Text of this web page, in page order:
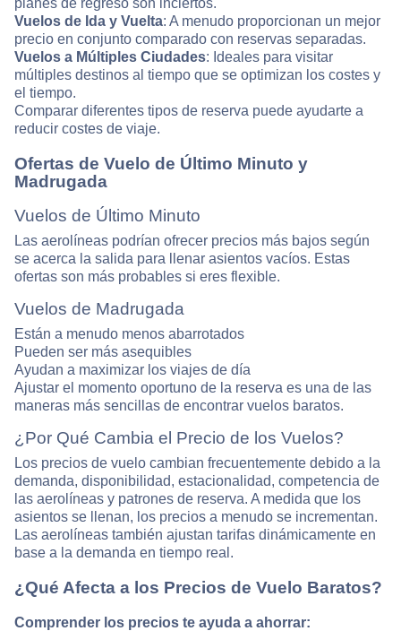
Vuelos de Ida y Vuelta: A menudo proporcionan un mejor
precio en conjunto comparado con reservas separadas.
Vuelos a Múltiples Ciudades: Ideales para visitar
múltiples destinos al tiempo que se optimizan los costes y
el tiempo.
Comparar diferentes tipos de reserva puede ayudarte a
reducir costes de viaje.
Ofertas de Vuelo de Último Minuto y
Madrugada
Vuelos de Último Minuto
Las aerolíneas podrían ofrecer precios más bajos según
se acerca la salida para llenar asientos vacíos. Estas
ofertas son más probables si eres flexible.
Vuelos de Madrugada
Están a menudo menos abarrotados
Pueden ser más asequibles
Ayudan a maximizar los viajes de día
Ajustar el momento oportuno de la reserva es una de las
maneras más sencillas de encontrar vuelos baratos.
¿Por Qué Cambia el Precio de los Vuelos?
Los precios de vuelo cambian frecuentemente debido a la
demanda, disponibilidad, estacionalidad, competencia de
las aerolíneas y patrones de reserva. A medida que los
asientos se llenan, los precios a menudo se incrementan.
Las aerolíneas también ajustan tarifas dinámicamente en
base a la demanda en tiempo real.
¿Qué Afecta a los Precios de Vuelo Baratos?
Comprender los precios te ayuda a ahorrar: